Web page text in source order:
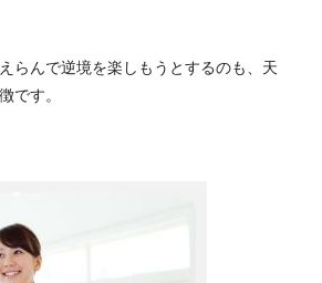
らんで逆境を楽しもうとするのも、天
です。